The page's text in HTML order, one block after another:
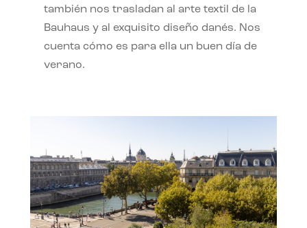
también nos trasladan al arte textil de la
Bauhaus y al exquisito diseño danés. Nos
cuenta cómo es para ella un buen día de
verano.